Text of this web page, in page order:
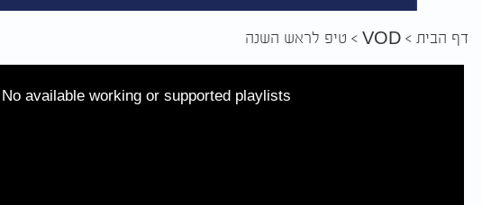
דף הבית VOD טיפ לראש השנה
available working or supported playlists.